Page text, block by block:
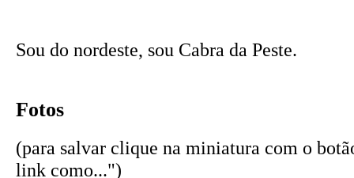
Sou do nordeste, sou Cabra da Peste.
Fotos
(para salvar clique na miniatura com o
link como...")